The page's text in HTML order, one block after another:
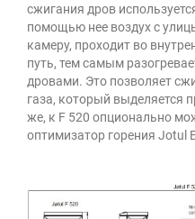
сжигания дров
помощью нее воздух с
камеру, проходит во
путь, тем самым
дровами. Это позволяет
газа, который выделяется
же, к F 520 опционально
оптимизатор горения Jotul